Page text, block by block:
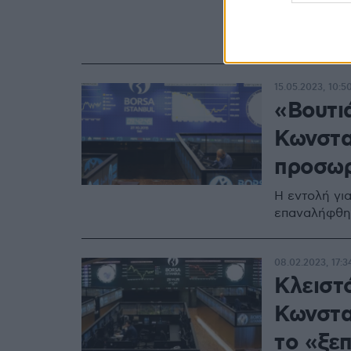
Ο δείκτης
υποχώρησε
Η εντολή
15.05.2023, 10:50
το
08.02.2023,